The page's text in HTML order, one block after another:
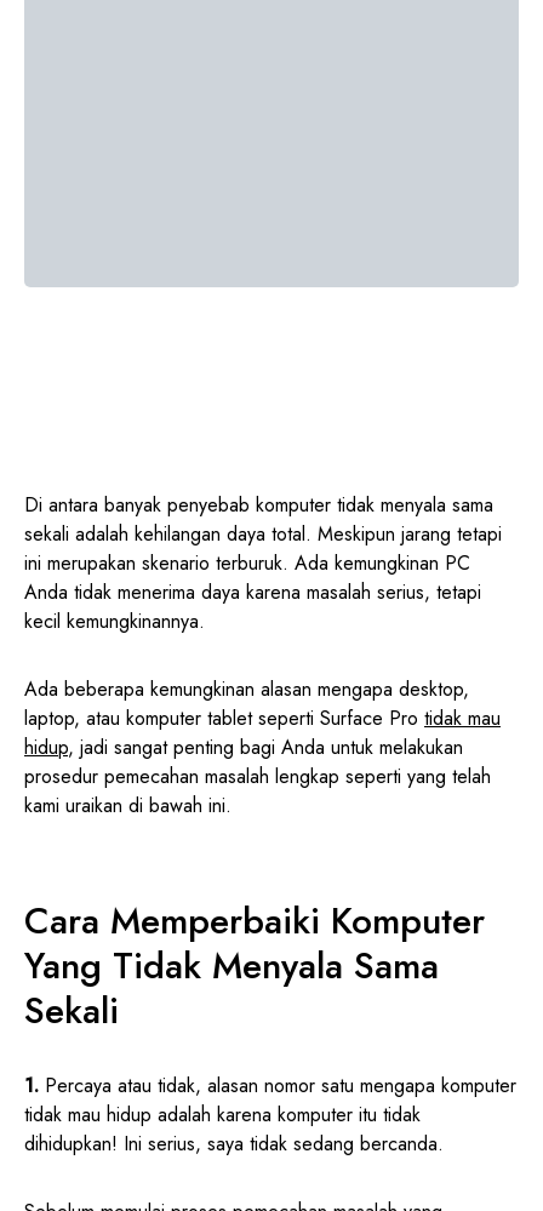
Di antara banyak penyebab komputer tidak menyala sama
sekali adalah kehilangan daya total. Meskipun jarang tetapi
ini merupakan skenario terburuk. Ada kemungkinan PC
Anda tidak menerima daya karena masalah serius, tetapi
kecil kemungkinannya.
Ada beberapa kemungkinan alasan mengapa desktop,
laptop, atau komputer tablet seperti Surface Pro tidak mau
hidup, jadi sangat penting bagi Anda untuk melakukan
prosedur pemecahan masalah lengkap seperti yang telah
kami uraikan di bawah ini.
Cara Memperbaiki Komputer
Yang Tidak Menyala Sama
Sekali
1. Percaya atau tidak, alasan nomor satu mengapa komputer
tidak mau hidup adalah karena komputer itu tidak
dihidupkan! Ini serius, saya tidak sedang bercanda.